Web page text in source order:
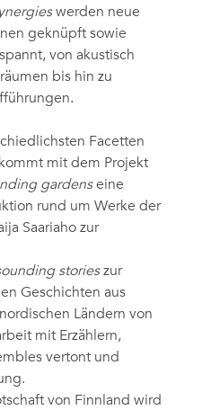
werden neue
geknüpft sowie
von akustisch
bis hin zu
Facetten
mit dem Projekt
gardenseine
rund um Werke der
Saariaho zur
storieszur
Geschichten aus
Ländern von
mit Erzählern,
vertont und
von Finnland wird